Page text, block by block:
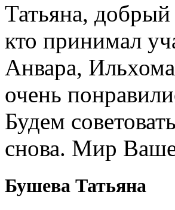
Татьяна,
кто принимал
Анвара,
очень
Будем
снова. Мир
Бушева Татьяна